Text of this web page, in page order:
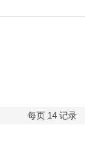
每页 14 记录